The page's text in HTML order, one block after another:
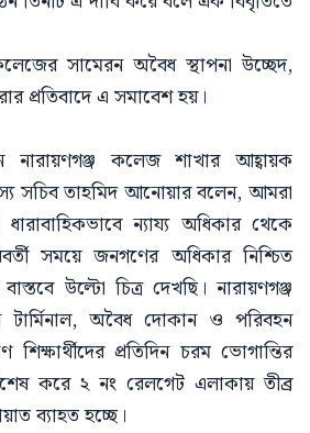
সামেরন অবৈধ স্থাপনা উচ্ছেদ,
প্রতিবাদে এ সমাবেশ হয়।
নারায়ণগঞ্জ কলেজ শাখার আহ্বায়ক
সচিব তাহমিদ আনোয়ার বলেন, ‎আমরা
ধারাবাহিকভাবে ন্যায্য অধিকার থেকে
সময়ে জনগণের অধিকার নিশ্চিত
উল্টো চিত্র দেখছি। নারায়ণগঞ্জ
অবৈধ দোকান ও পরিবহন
প্রতিদিন চরম ভোগান্তির
করে ২ নং রেলগেট এলাকায় তীব্র
ব্যাহত হচ্ছে।